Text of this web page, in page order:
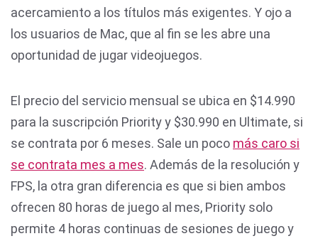
acercamiento a los títulos más exigentes. Y ojo a
los usuarios de Mac, que al fin se les abre una
oportunidad de jugar videojuegos.
El precio del servicio mensual se ubica en $14.990
para la suscripción Priority y $30.990 en Ultimate, si
se contrata por 6 meses. Sale un poco más caro si
se contrata mes a mes. Además de la resolución y
FPS, la otra gran diferencia es que si bien ambos
ofrecen 80 horas de juego al mes, Priority solo
permite 4 horas continuas de sesiones de juego y